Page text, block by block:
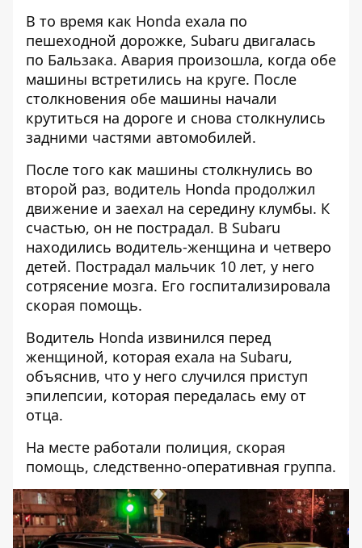
В то время как Honda ехала по
пешеходной дорожке, Subaru двигалась
по Бальзака. Авария произошла, когда обе
машины встретились на круге. После
столкновения обе машины начали
крутиться на дороге и снова столкнулись
задними частями автомобилей.
После того как машины столкнулись во
второй раз, водитель Honda продолжил
движение и заехал на середину клумбы. К
счастью, он не пострадал. В Subaru
находились водитель-женщина и четверо
детей. Пострадал мальчик 10 лет, у него
сотрясение мозга. Его госпитализировала
скорая помощь.
Водитель Honda извинился перед
женщиной, которая ехала на Subaru,
объяснив, что у него случился приступ
эпилепсии, которая передалась ему от
отца.
На месте работали полиция, скорая
помощь, следственно-оперативная группа.